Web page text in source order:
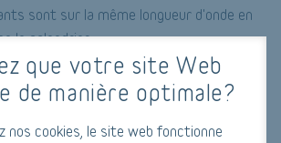
que votre site Web
de manière optimale?
nos cookies, le site web fonctionne
sont sur la même longueur d'onde en
le calendrier.
et régulations